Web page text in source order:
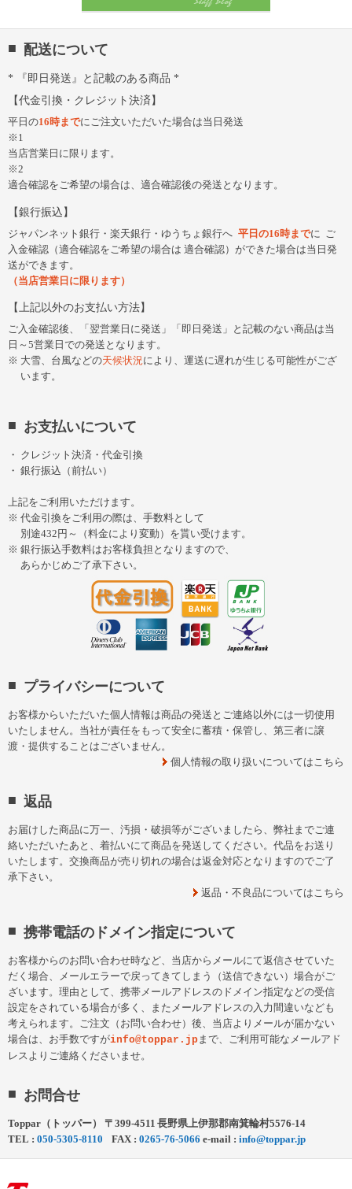
配送について
『即日発送』と記載のある商品
代金引換・クレジット決済
平日の16時までにご注文いただいた場合は当日発送
※1
当店営業日に限ります。
※2
適合確認をご希望の場合は、適合確認後の発送となります。
銀行振込
ジャパンネット銀行・楽天銀行・ゆうちょ銀行へ 平日の16時までに
ご
入金確認（適合確認をご希望の場合は 適合確認）ができた場合は当日発
送ができます。
（当店営業日に限ります）
上記以外のお支払い方法
ご入金確認後、「翌営業日に発送」「即日発送」と記載のない商品は当
日～5営業日での発送となります。
大雪、台風などの天候状況により、運送に遅れが生じる可能性がござ
います。
お支払いについて
クレジット決済・代金引換
銀行振込（前払い）
上記をご利用いただけます。
代金引換をご利用の際は、手数料として
別途432円～（料金により変動）を貰い受けます。
銀行振込手数料はお客様負担となりますので、
あらかじめご了承下さい。
プライバシーについて
お客様からいただいた個人情報は商品の発送とご連絡以外には一切使用
いたしません。当社が責任をもって安全に蓄積・保管し、第三者に譲
渡・提供することはございません。
個人情報の取り扱いについてはこちら
返品
お届けした商品に万一、汚損・破損等がございましたら、弊社までご連
絡いただいたあと、着払いにて商品を発送してください。代品をお送り
いたします。交換商品が売り切れの場合は返金対応となりますのでご了
承下さい。
返品・不良品についてはこちら
携帯電話のドメイン指定について
お客様からのお問い合わせ時など、当店からメールにて返信させていた
だく場合、メールエラーで戻ってきてしまう（送信できない）場合がご
ざいます。理由として、携帯メールアドレスのドメイン指定などの受信
設定をされている場合が多く、またメールアドレスの入力間違いなども
考えられます。ご注文（お問い合わせ）後、当店よりメールが届かない
場合は、お手数ですがinfo@toppar.jp まで、ご利用可能なメールアド
レスよりご連絡くださいませ。
お問合せ
Toppar（トッパー） 〒 399-4511 長野県 上伊那郡南箕輪村5576-14
TEL : 050-5305-8110 FAX : 0265-76-5066 e-mail : info@toppar.jp